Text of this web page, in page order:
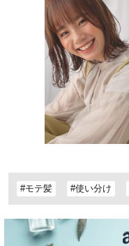
#モテ髪 #使い分け